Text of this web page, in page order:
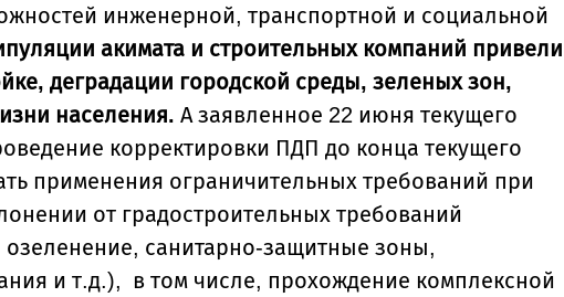
инженерной, транспортной и социальной
акимата и строительных компаний привели
деградации городской среды, зеленых зон,
населения. Азаявленное 22 июня текущего
корректировки ПДП до конца текущего
применения ограничительных требований при
от градостроительных требований
озеленение, санитарно-защитные зоны,
и т.д.), в том числе, прохождение комплексной